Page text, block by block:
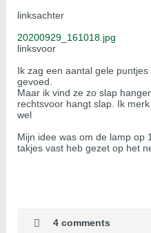
linksachter
20200929_161018.jpg
linksvoor
Ik zag een aantal gele
gevoed.
Maar ik vind ze zo slap
rechtsvoor hangt slap. Ik
wel
Mijn idee was om de lamp op
takjes vast heb gezet op het
4 comments